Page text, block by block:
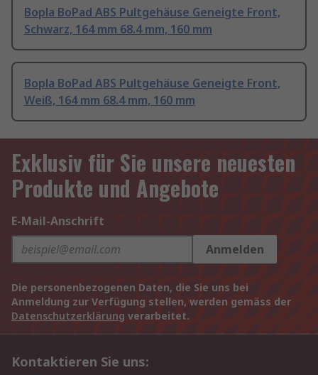
Bopla BoPad ABS Pultgehäuse Geneigte Front,
Schwarz, 164 mm 68.4 mm, 160 mm
Bopla BoPad ABS Pultgehäuse Geneigte Front,
Weiß, 164 mm 68.4 mm, 160 mm
Exklusiv für Sie unsere neuesten
Produkte und Angebote
E-Mail-Anschrift
Anmelden
Die personenbezogenen Daten, die Sie uns bei
Anmeldung zur Verfügung stellen, werden gemäss der
Datenschutzerklärung verarbeitet.
Kontaktieren Sie uns: